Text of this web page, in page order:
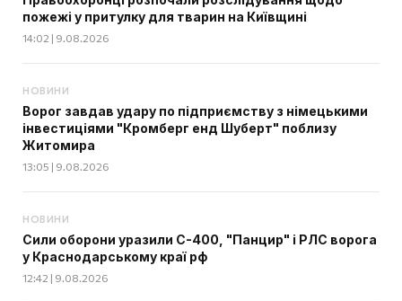
пожежі у притулку для тварин на Київщині
14:02 | 9.08.2026
НОВИНИ
Ворог завдав удару по підприємству з німецькими
інвестиціями "Кромберг енд Шуберт" поблизу
Житомира
13:05 | 9.08.2026
НОВИНИ
Сили оборони уразили С-400, "Панцир" і РЛС ворога
у Краснодарському краї рф
12:42 | 9.08.2026